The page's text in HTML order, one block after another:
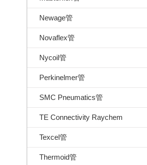
Newage管
Novaflex管
Nycoil管
Perkinelmer管
SMC Pneumatics管
TE Connectivity Raychem
Texcel管
Thermoid管